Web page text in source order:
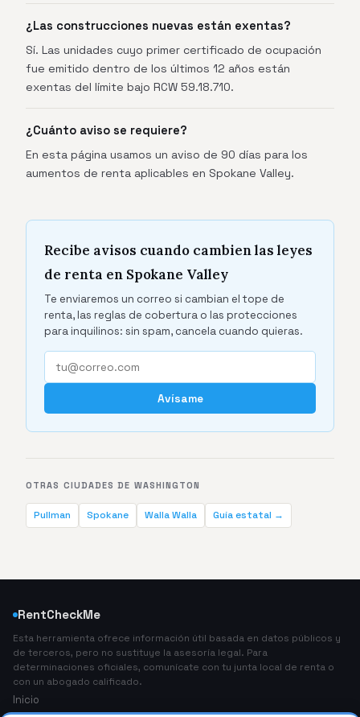
¿Las construcciones nuevas están exentas?
Sí. Las unidades cuyo primer certificado de ocupación
fue emitido dentro de los últimos 12 años están
exentas del límite bajo RCW 59.18.710.
¿Cuánto aviso se requiere?
En esta página usamos un aviso de 90 días para los
aumentos de renta aplicables en Spokane Valley.
Recibe avisos cuando cambien las leyes
de renta en Spokane Valley
Te enviaremos un correo si cambian el tope de
renta, las reglas de cobertura o las protecciones
para inquilinos: sin spam, cancela cuando quieras.
Avísame
OTRAS CIUDADES DE WASHINGTON
Pullman Spokane Walla Walla Guía estatal →
RentCheckMe
Esta herramienta ofrece información útil basada en datos públicos y
de terceros, pero no sustituye la asesoría legal. Para
determinaciones oficiales, comunícate con tu junta local de renta o
con un abogado calificado.
Inicio